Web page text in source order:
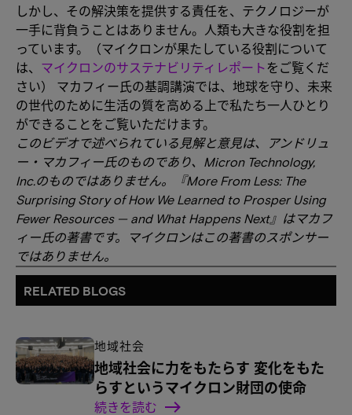
しかし、その解決策を提供する責任を、テクノロジーが
一手に背負うことはありません。人類も大きな役割を担
っています。（マイクロンが果たしている役割について
は、 マイクロンのサステナビリティレポートをご覧くだ
さい） マカフィー氏の基調講演では、地球を守り、未来
の世代のために生活の質を高める上で私たち一人ひとり
ができることをご覧いただけます。
このビデオで述べられている見解と意見は、アンドリュ
ー・マカフィー氏のものであり、Micron Technology,
Inc.のものではありません。『More From Less: The
Surprising Story of How We Learned to Prosper Using
Fewer Resources — and What Happens Next』はマカフ
ィー氏の著書です。マイクロンはこの著書のスポンサー
ではありません。
RELATED BLOGS
地域社会
地域社会に力をもたらす 変化をもた
らすというマイクロン財団の使命
続きを読む